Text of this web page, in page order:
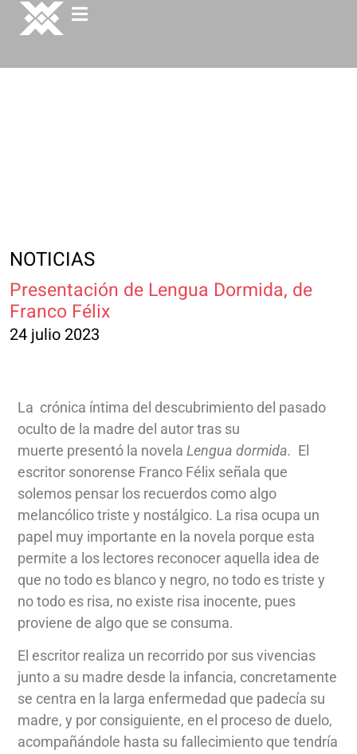
NOTICIAS
Presentación de Lengua Dormida, de
Franco Félix
24 julio 2023
La crónica íntima del descubrimiento del pasado
oculto de la madre del autor tras su
muerte presentó la novela Lengua dormida. El
escritor sonorense Franco Félix señala que
solemos pensar los recuerdos como algo
melancólico triste y nostálgico. La risa ocupa un
papel muy importante en la novela porque esta
permite a los lectores reconocer aquella idea de
que no todo es blanco y negro, no todo es triste y
no todo es risa, no existe risa inocente, pues
proviene de algo que se consuma.
El escritor realiza un recorrido por sus vivencias
junto a su madre desde la infancia, concretamente
se centra en la larga enfermedad que padecía su
madre, y por consiguiente, en el proceso de duelo,
acompañándole hasta su fallecimiento que tendría